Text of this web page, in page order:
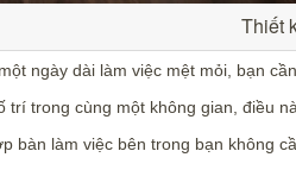
Thiết
ngày dài làm việc mệt mỏi, bạn
trí trong cùng một không gian, điều
bàn làm việc bên trong bạn không